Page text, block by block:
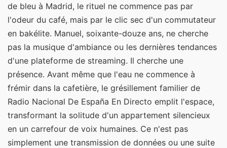
de bleu à Madrid, le rituel ne commence pas par
l'odeur du café, mais par le clic sec d'un commutateur
en bakélite. Manuel, soixante-douze ans, ne cherche
pas la musique d'ambiance ou les dernières tendances
d'une plateforme de streaming. Il cherche une
présence. Avant même que l'eau ne commence à
frémir dans la cafetière, le grésillement familier de
Radio Nacional De España En Directo emplit l'espace,
transformant la solitude d'un appartement silencieux
en un carrefour de voix humaines. Ce n'est pas
simplement une transmission de données ou une suite